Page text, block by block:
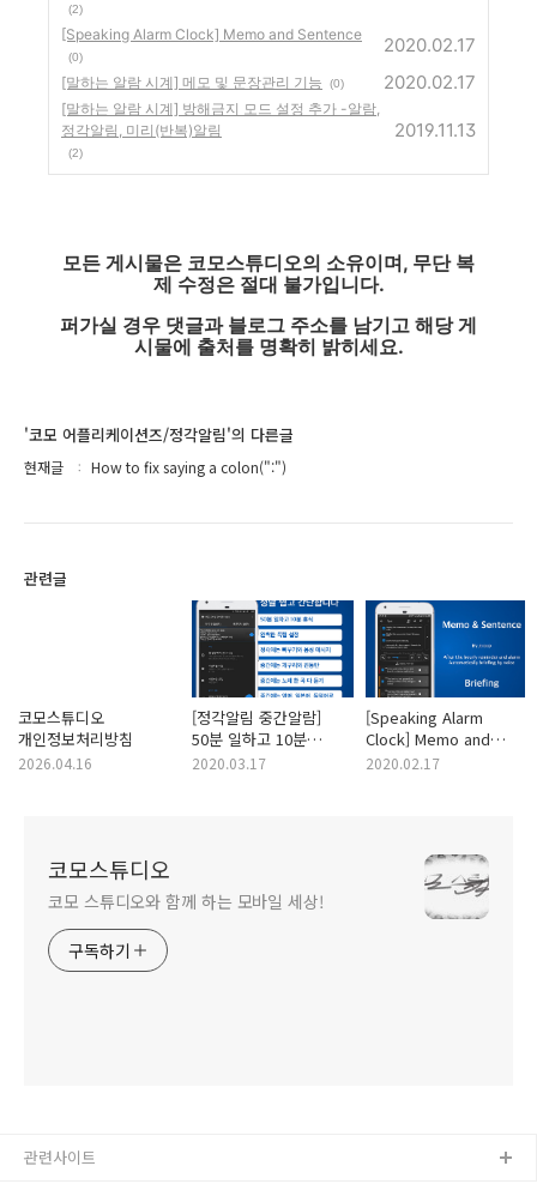
(2)
[Speaking Alarm Clock] Memo and Sentence
(0)
2020.02.17
[말하는 알람 시계] 메모 및 문장관리 기능 (0) 2020.02.17
[말하는 알람 시계] 방해금지 모드 설정 추가 -알람,
정각알림, 미리(반복)알림
(2)
2019.11.13
모든 게시물은 코모스튜디오의 소유이며, 무단 복
제 수정은 절대 불가입니다.
퍼가실 경우 댓글과 블로그 주소를 남기고 해당 게
시물에 출처를 명확히 밝히세요.
'코모 어플리케이션즈/정각알림'의 다른글
현재글 How to fix saying a colon(":")
관련글
코모스튜디오
개인정보처리방침
2026.04.16
[정각알림 중간알람]
50분 일하고 10분
휴식할 때 유용한 알림
2020.03.17
[Speaking Alarm
Clock] Memo and
Sentence
2020.02.17
코모스튜디오
코모 스튜디오와 함께 하는 모바일 세상!
구독하기
관련사이트